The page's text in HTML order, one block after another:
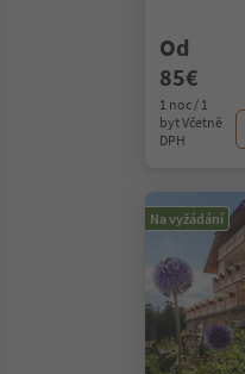
Od
85€
1 noc / 1
byt Včetně
DPH
Na vyžádání